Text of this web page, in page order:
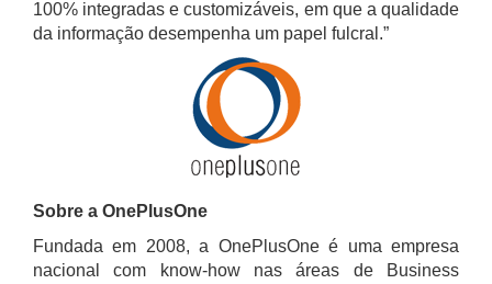
100% integradas e customizáveis, em que a qualidade
da informação desempenha um papel fulcral.”
Sobre a OnePlusOne
Fundada em 2008, a OnePlusOne é uma empresa
nacional com know-how nas áreas de Business